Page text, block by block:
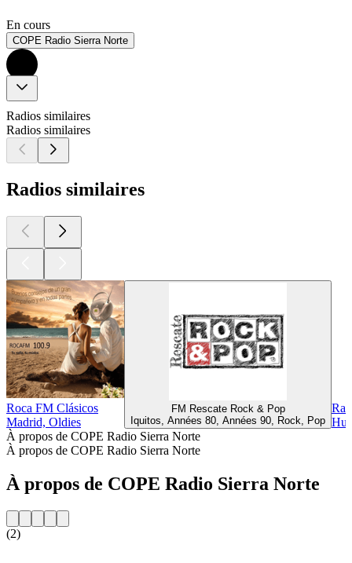
En cours
COPE Radio Sierra Norte
Radios similaires
Radios similaires
Radios similaires
Roca FM Clásicos
Madrid, Oldies
FM Rescate Rock & Pop
Iquitos, Années 80, Années 90, Rock, Pop
À propos de COPE Radio Sierra Norte
À propos de COPE Radio Sierra Norte
À propos de COPE Radio Sierra Norte
(2)